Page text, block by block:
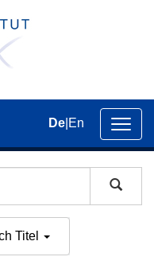
der
De En
Titel